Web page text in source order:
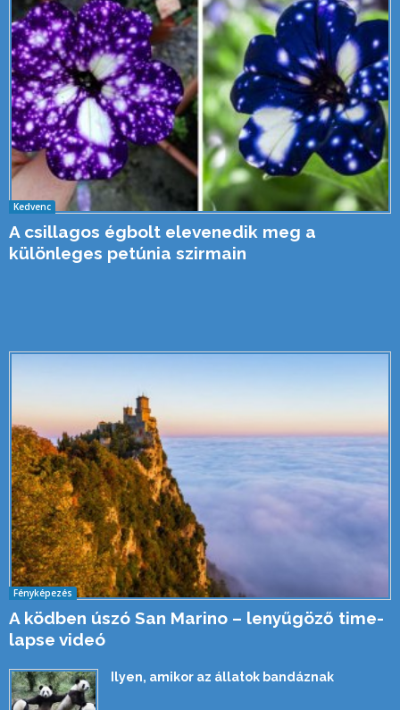
Kedvenc
A csillagos égbolt elevenedik meg a
különleges petúnia szirmain
Fényképezés
A ködben úszó San Marino – lenyűgöző time-
lapse videó
Ilyen, amikor az állatok bandáznak